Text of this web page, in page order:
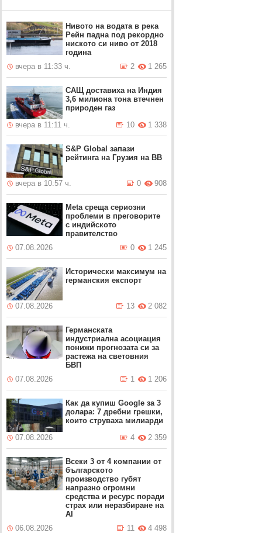
Нивото на водата в река
Рейн падна под рекордно
ниското си ниво от 2018
година
вчера в 11:33 ч.
1 265
2
САЩ доставиха на Индия
3,6 милиона тона втечнен
природен газ
вчера в 11:11 ч.
1 338
10
S&P Global запази
рейтинга на Грузия на BB
вчера в 10:57 ч. 908
0
Meta среща сериозни
проблеми в преговорите
с индийското
правителство
07.08.2026
1 245
0
Исторически максимум на
германския експорт
07.08.2026 2 082
13
Германската
индустриална асоциация
понижи прогнозата си за
растежа на световния
БВП
07.08.2026
1 206
1
Как да купиш Google за 3
долара: 7 дребни грешки,
които струваха милиарди
07.08.2026
2 359
4
Всеки 3 от 4 компании от
българското
производство губят
напразно огромни
средства и ресурс поради
страх или неразбиране на
AI
06.08.2026
4 498
11